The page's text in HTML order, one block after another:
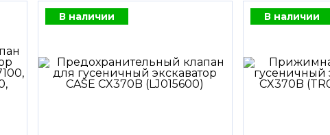
В наличии В наличии